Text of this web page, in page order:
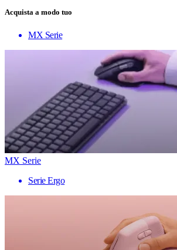
Acquista a modo tuo
MX Serie
MX Serie
Serie Ergo